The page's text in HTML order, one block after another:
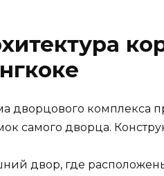
дворцового комплекса
самого дворца.
двор, где